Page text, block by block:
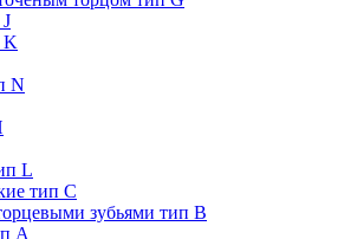
K
N
L
тип C
зубьями тип B
А